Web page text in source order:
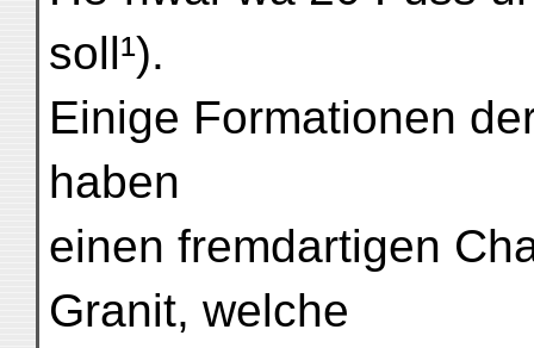
soll¹).
Einige Formationen
haben
einen fremdartigen
Granit, welche